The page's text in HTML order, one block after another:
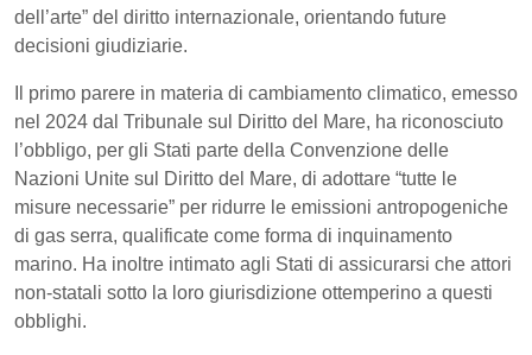
dell’arte” del diritto internazionale, orientando future
decisioni giudiziarie.
Il primo parere in materia di cambiamento climatico, emesso
nel 2024 dal Tribunale sul Diritto del Mare, ha riconosciuto
l’obbligo, per gli Stati parte della Convenzione delle
Nazioni Unite sul Diritto del Mare, di adottare “tutte le
misure necessarie” per ridurre le emissioni antropogeniche
di gas serra, qualificate come forma di inquinamento
marino. Ha inoltre intimato agli Stati di assicurarsi che attori
non-statali sotto la loro giurisdizione ottemperino a questi
obblighi.